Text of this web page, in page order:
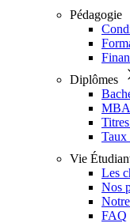
Pédagogie
Diplômes
MBA
Taux
Vie
Les
Nos
FAQ